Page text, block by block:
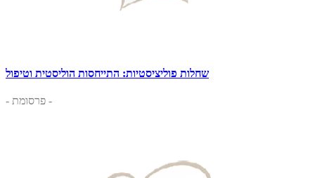
שחלות פוליציסטיות: התייחסות הוליסטית וטיפול
- פרסומת -